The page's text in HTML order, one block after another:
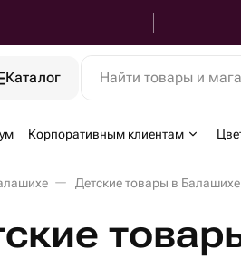
Каталог Найти товары и
Корпоративным клиентам
Детские товары в Балашихе